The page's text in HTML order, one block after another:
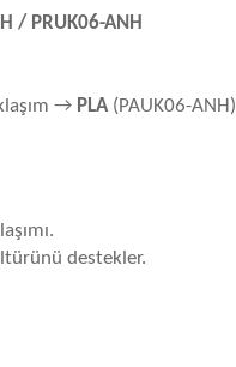
/ PRUK06-ANH
→ PLA (PAUK06-ANH)
destekler.